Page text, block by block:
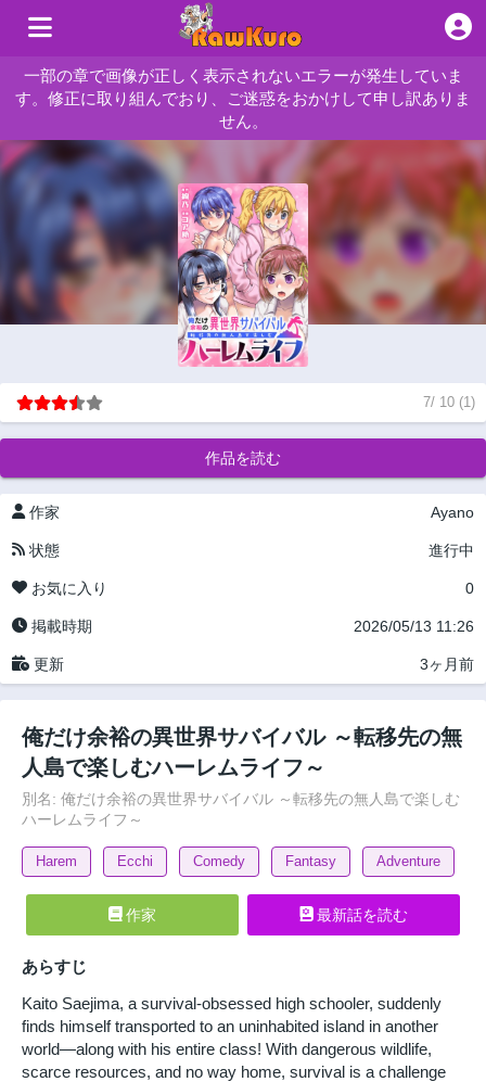
一部の章で画像が正しく表示されないエラーが発生していま
す。修正に取り組んでおり、ご迷惑をおかけして申し訳ありま
せん。
7/ 10 (1)
作品を読む
作家 Ayano
状態 進行中
お気に入り 0
掲載時期 2026/05/13 11:26
更新 3ヶ月前
俺だけ余裕の異世界サバイバル ～転移先の無
人島で楽しむハーレムライフ～
別名: 俺だけ余裕の異世界サバイバル ～転移先の無人島で楽しむ
ハーレムライフ～
Harem Ecchi Comedy Fantasy Adventure
作家 最新話を読む
あらすじ
Kaito Saejima, a survival-obsessed high schooler, suddenly
finds himself transported to an uninhabited island in another
world—along with his entire class! With dangerous wildlife,
scarce resources, and no way home, survival is a challenge